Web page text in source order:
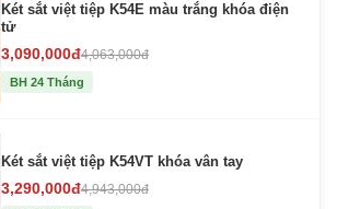
Két sắt việt tiệp K54E màu trắng khóa điện
tử
3,090,000đ4,063,000đ
BH 24 Tháng
Két sắt việt tiệp K54VT khóa vân tay
3,290,000đ4,943,000đ